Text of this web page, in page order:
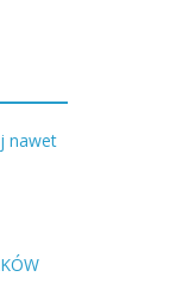
nawet